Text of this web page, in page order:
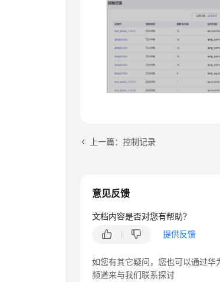
上一篇：控制记录
意见反馈
文档内容是否对您有帮助？
提供反馈
如您有其它疑问，您也可以通过华
频道来与我们联系探讨